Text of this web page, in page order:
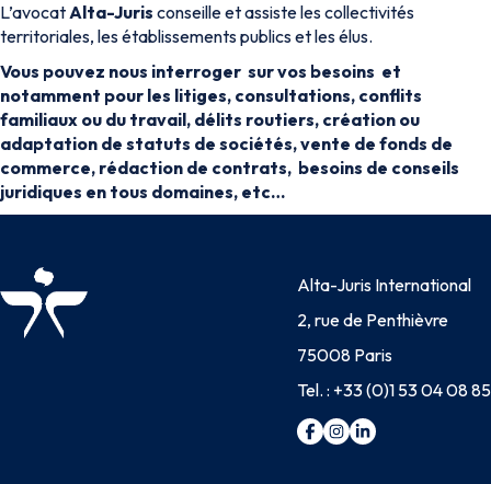
L’avocatAlta-Juris conseille et assiste les collectivités
territoriales, les établissements publics et les élus.
Vous pouvez nous interroger sur vos besoins et
notamment pour les litiges, consultations, conflits
familiaux ou du travail, délits routiers, création ou
adaptation de statuts de sociétés, vente de fonds de
commerce, rédaction de contrats, besoins de conseils
juridiques en tous domaines, etc…
Alta-Juris International
2, rue de Penthièvre
75008 Paris
Tel. : +33 (0)1 53 04 08 85